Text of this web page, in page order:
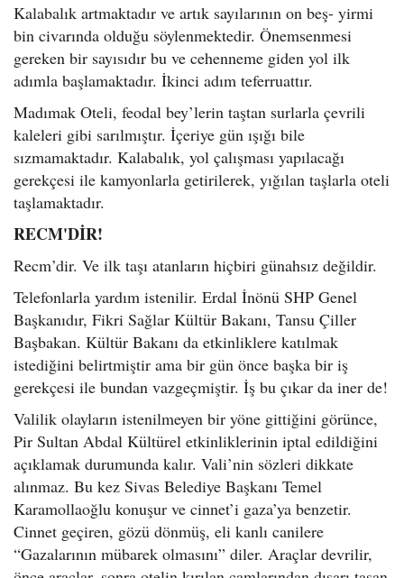
Kalabalık artmaktadır ve artık sayılarının on beş- yirmi
bin civarında olduğu söylenmektedir. Önemsenmesi
gereken bir sayısıdır bu ve cehenneme giden yol ilk
adımla başlamaktadır. İkinci adım teferruattır.
Madımak Oteli, feodal bey’lerin taştan surlarla çevrili
kaleleri gibi sarılmıştır. İçeriye gün ışığı bile
sızmamaktadır. Kalabalık, yol çalışması yapılacağı
gerekçesi ile kamyonlarla getirilerek, yığılan taşlarla oteli
taşlamaktadır.
RECM'DİR!
Recm’dir. Ve ilk taşı atanların hiçbiri günahsız değildir.
Telefonlarla yardım istenilir. Erdal İnönü SHP Genel
Başkanıdır, Fikri Sağlar Kültür Bakanı, Tansu Çiller
Başbakan. Kültür Bakanı da etkinliklere katılmak
istediğini belirtmiştir ama bir gün önce başka bir iş
gerekçesi ile bundan vazgeçmiştir. İş bu çıkar da iner de!
Valilik olayların istenilmeyen bir yöne gittiğini görünce,
Pir Sultan Abdal Kültürel etkinliklerinin iptal edildiğini
açıklamak durumunda kalır. Vali’nin sözleri dikkate
alınmaz. Bu kez Sivas Belediye Başkanı Temel
Karamollaoğlu konuşur ve cinnet’i gaza’ya benzetir.
Cinnet geçiren, gözü dönmüş, eli kanlı canilere
“Gazalarının mübarek olmasını” diler. Araçlar devrilir,